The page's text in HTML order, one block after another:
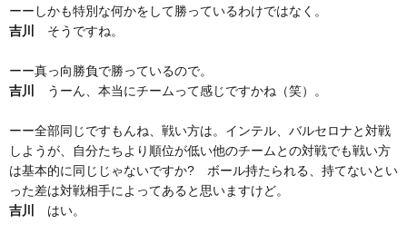
ーーしかも特別な何かをして勝っているわけではなく。
吉川
そうですね。
ーー真っ向勝負で勝っているので。
吉川
うーん、本当にチームって感じですかね（笑）。
ーー全部同じですもんね、戦い方は。インテル、バルセロナと対戦
しようが、自分たちより順位が低い他のチームとの対戦でも戦い方
は基本的に同じじゃないですか? ボール持たられる、持てないとい
った差は対戦相手によってあると思いますけど。
吉川
はい。